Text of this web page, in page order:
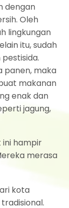
dengan
Oleh
lingkungan
itu, sudah
panen, maka
makanan
enak dan
jagung,
ini hampir
merasa
kota